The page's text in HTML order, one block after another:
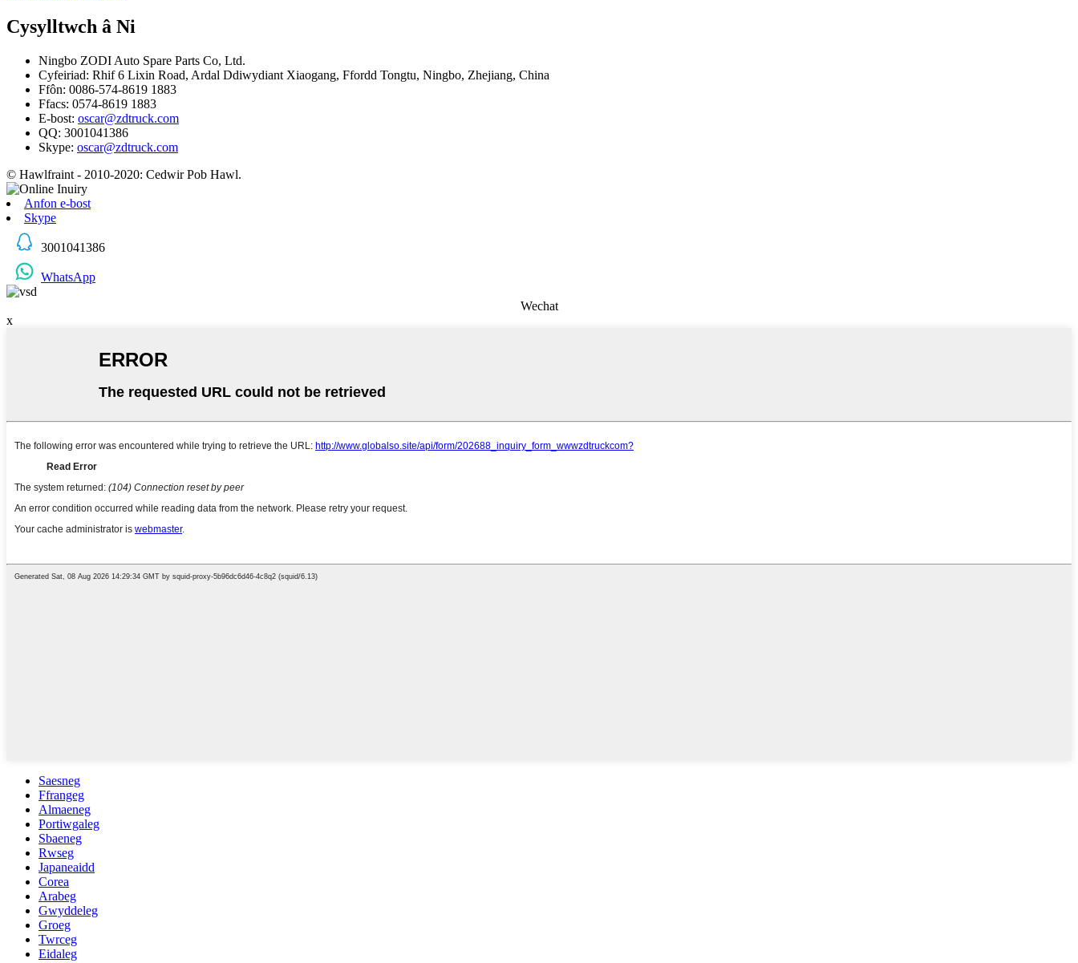
Cysylltwch â Ni
Ningbo ZODI Auto Spare Parts Co, Ltd.
Cyfeiriad: Rhif 6 Lixin Road, Ardal Ddiwydiant Xiaogang, Ffordd Tongtu, Ningbo, Zhejiang, China
Ffôn: 0086-574-8619 1883
Ffacs: 0574-8619 1883
E-bost: oscar@zdtruck.com
QQ: 3001041386
Skype: oscar@zdtruck.com
© Hawlfraint - 2010-2020: Cedwir Pob Hawl.
Anfon e-bost
Skype
3001041386
WhatsApp
Wechat
x
Saesneg
Ffrangeg
Almaeneg
Portiwgaleg
Sbaeneg
Rwseg
Japaneaidd
Corea
Arabeg
Gwyddeleg
Groeg
Twrceg
Eidaleg